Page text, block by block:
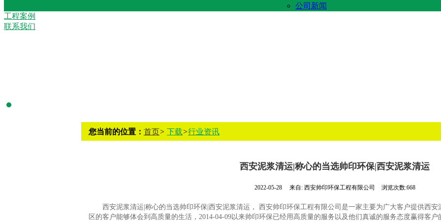
公司新闻
工程案例
联系我们
您当前的位置： 首页> 下载>行业资讯
西安泥浆清运|称心的当选帅印环保|西安泥浆清运
2022-05-28 来自: 西安帅印环保工程有限公司 浏览次数:668
西安泥浆清运|称心的当选帅印环保|西安泥浆清运， 西安帅印环保工程有限公司是一家主要为广大客户提供西
区的客户能够体会到高质量的生活，2014-04-09以来帅印环保已经用高质量的服务以及他们真诚的服务态度赢得客